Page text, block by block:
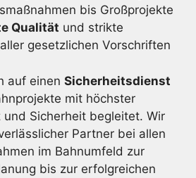
bis Großprojekte
Qualität und strikte
gesetzlichen Vorschriften
auf einen Sicherheitsdienst
mit höchster
und Sicherheit begleitet. Wir
Partner bei allen
im Bahnumfeld zur
bis zur erfolgreichen